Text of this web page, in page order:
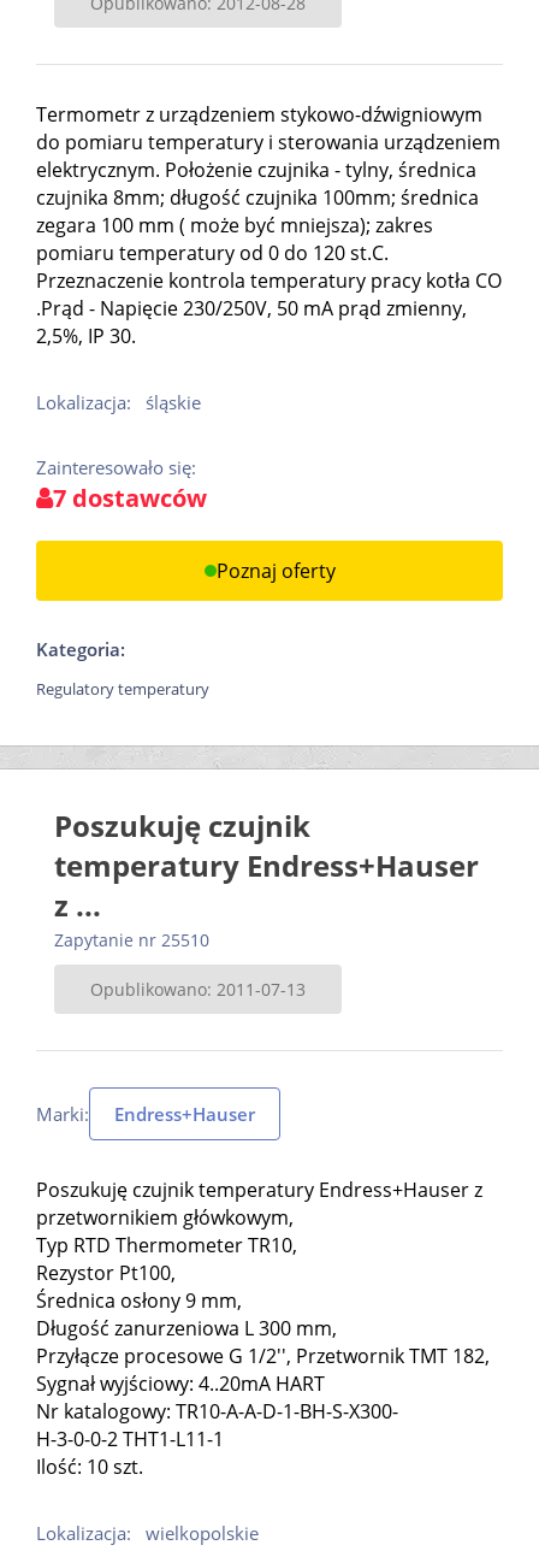
Termometr z urządzeniem stykowo-dźwigniowym
do pomiaru temperatury i sterowania urządzeniem
elektrycznym. Położenie czujnika - tylny, średnica
czujnika 8mm; długość czujnika 100mm; średnica
zegara 100 mm ( może być mniejsza); zakres
pomiaru temperatury od 0 do 120 st.C.
Przeznaczenie kontrola temperatury pracy kotła CO
.Prąd - Napięcie 230/250V, 50 mA prąd zmienny,
2,5%, IP 30.
Lokalizacja: śląskie
Zainteresowało się:
7 dostawców
Poznaj oferty
Kategoria:
Regulatory temperatury
Poszukuję czujnik
temperatury Endress+Hauser
z ...
Zapytanie nr 25510
Opublikowano: 2011-07-13
Marki: Endress+Hauser
Poszukuję czujnik temperatury Endress+Hauser z
przetwornikiem główkowym,
Typ RTD Thermometer TR10,
Rezystor Pt100,
Średnica osłony 9 mm,
Długość zanurzeniowa L 300 mm,
Przyłącze procesowe G 1/2'', Przetwornik TMT 182,
Sygnał wyjściowy: 4..20mA HART
Nr katalogowy: TR10-A-A-D-1-BH-S-X300-
H-3-0-0-2 THT1-L11-1
Ilość: 10 szt.
Lokalizacja: wielkopolskie